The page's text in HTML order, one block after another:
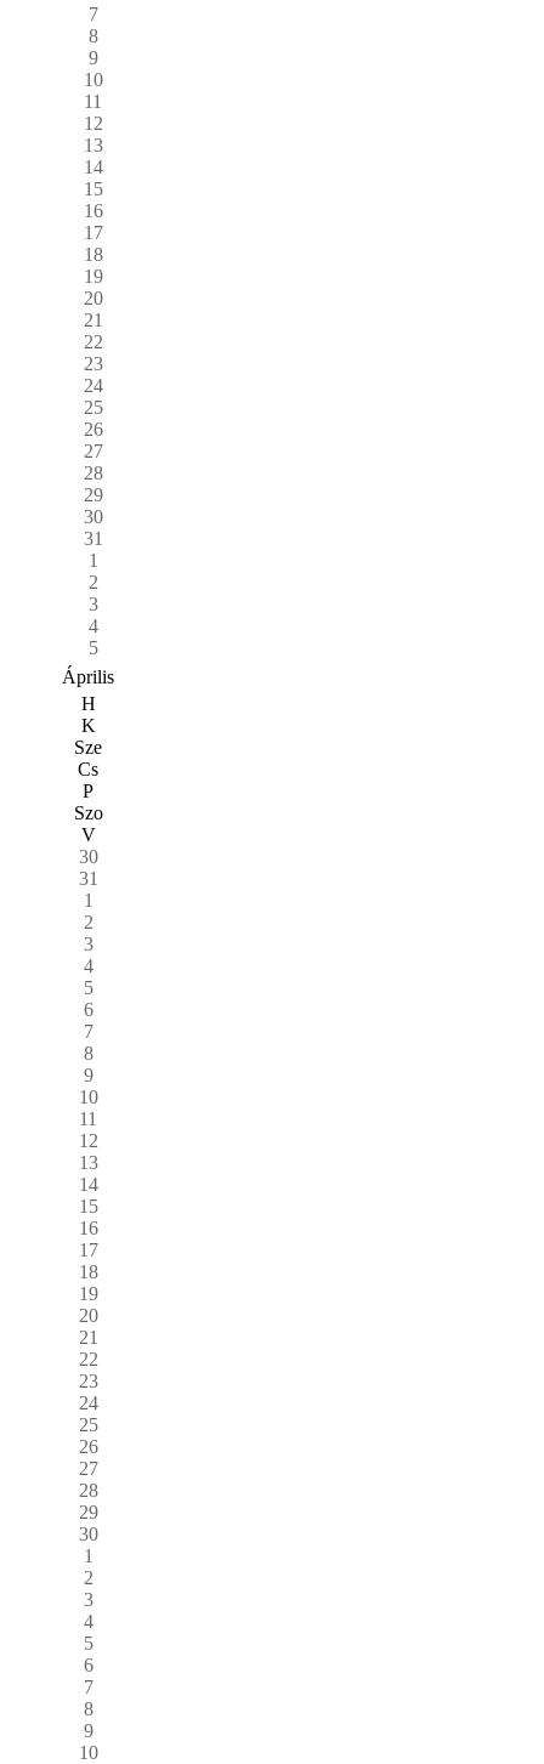
7
8
9
10
11
12
13
14
15
16
17
18
19
20
21
22
23
24
25
26
27
28
29
30
31
1
2
3
4
5
Április
H
K
Sze
Cs
P
Szo
V
30
31
1
2
3
4
5
6
7
8
9
10
11
12
13
14
15
16
17
18
19
20
21
22
23
24
25
26
27
28
29
30
1
2
3
4
5
6
7
8
9
10